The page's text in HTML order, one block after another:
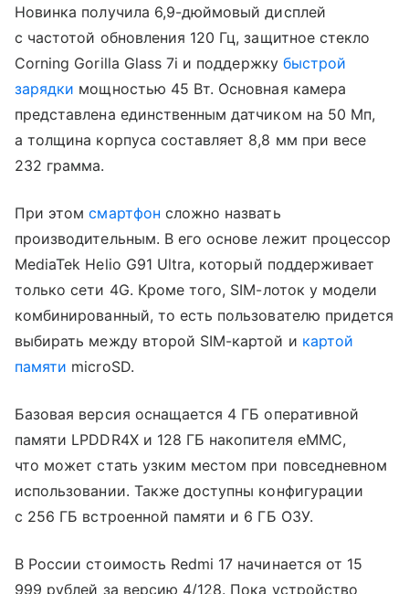
Новинка получила 6,9-дюймовый дисплей
с частотой обновления 120 Гц, защитное стекло
Corning Gorilla Glass 7i и поддержку быстрой
зарядки мощностью 45 Вт. Основная камера
представлена единственным датчиком на 50 Мп,
а толщина корпуса составляет 8,8 мм при весе
232 грамма.
При этомсмартфон сложно назвать
производительным. В его основе лежит процессор
MediaTek Helio G91 Ultra, который поддерживает
только сети 4G. Кроме того, SIM-лоток у модели
комбинированный, то есть пользователю придется
выбирать между второй SIM-картой и картой
памяти microSD.
Базовая версия оснащается 4 ГБ оперативной
памяти LPDDR4X и 128 ГБ накопителя eMMC,
что может стать узким местом при повседневном
использовании. Также доступны конфигурации
с 256 ГБ встроенной памяти и 6 ГБ ОЗУ.
В России стоимость Redmi 17 начинается от 15
999 рублей за версию 4/128. Пока устройство